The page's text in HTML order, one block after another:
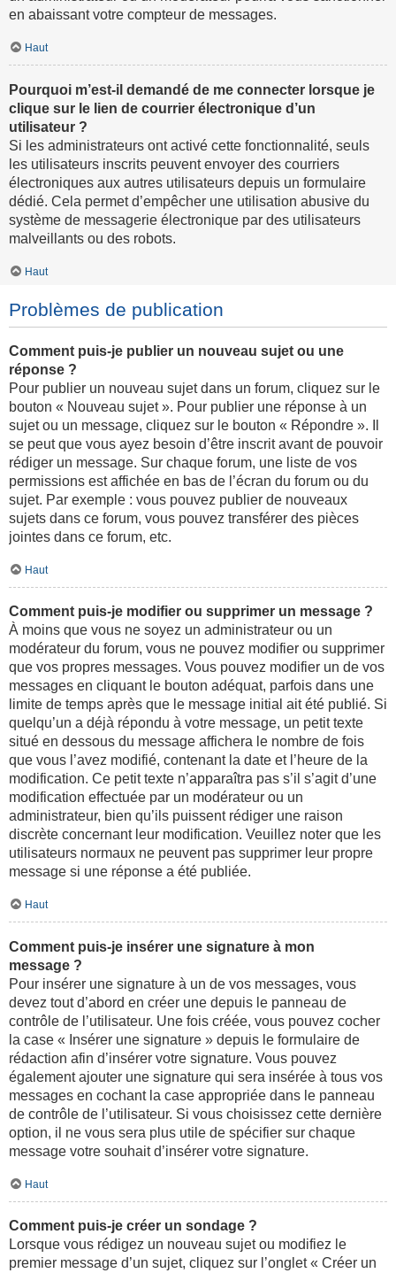
en abaissant votre compteur de messages.
Haut
Pourquoi m’est-il demandé de me connecter lorsque je
clique sur le lien de courrier électronique d’un
utilisateur ?
Si les administrateurs ont activé cette fonctionnalité, seuls
les utilisateurs inscrits peuvent envoyer des courriers
électroniques aux autres utilisateurs depuis un formulaire
dédié. Cela permet d’empêcher une utilisation abusive du
système de messagerie électronique par des utilisateurs
malveillants ou des robots.
Haut
Problèmes de publication
Comment puis-je publier un nouveau sujet ou une
réponse ?
Pour publier un nouveau sujet dans un forum, cliquez sur le
bouton « Nouveau sujet ». Pour publier une réponse à un
sujet ou un message, cliquez sur le bouton « Répondre ». Il
se peut que vous ayez besoin d’être inscrit avant de pouvoir
rédiger un message. Sur chaque forum, une liste de vos
permissions est affichée en bas de l’écran du forum ou du
sujet. Par exemple : vous pouvez publier de nouveaux
sujets dans ce forum, vous pouvez transférer des pièces
jointes dans ce forum, etc.
Haut
Comment puis-je modifier ou supprimer un message ?
À moins que vous ne soyez un administrateur ou un
modérateur du forum, vous ne pouvez modifier ou supprimer
que vos propres messages. Vous pouvez modifier un de vos
messages en cliquant le bouton adéquat, parfois dans une
limite de temps après que le message initial ait été publié. Si
quelqu’un a déjà répondu à votre message, un petit texte
situé en dessous du message affichera le nombre de fois
que vous l’avez modifié, contenant la date et l’heure de la
modification. Ce petit texte n’apparaîtra pas s’il s’agit d’une
modification effectuée par un modérateur ou un
administrateur, bien qu’ils puissent rédiger une raison
discrète concernant leur modification. Veuillez noter que les
utilisateurs normaux ne peuvent pas supprimer leur propre
message si une réponse a été publiée.
Haut
Comment puis-je insérer une signature à mon
message ?
Pour insérer une signature à un de vos messages, vous
devez tout d’abord en créer une depuis le panneau de
contrôle de l’utilisateur. Une fois créée, vous pouvez cocher
la case « Insérer une signature » depuis le formulaire de
rédaction afin d’insérer votre signature. Vous pouvez
également ajouter une signature qui sera insérée à tous vos
messages en cochant la case appropriée dans le panneau
de contrôle de l’utilisateur. Si vous choisissez cette dernière
option, il ne vous sera plus utile de spécifier sur chaque
message votre souhait d’insérer votre signature.
Haut
Comment puis-je créer un sondage ?
Lorsque vous rédigez un nouveau sujet ou modifiez le
premier message d’un sujet, cliquez sur l’onglet « Créer un